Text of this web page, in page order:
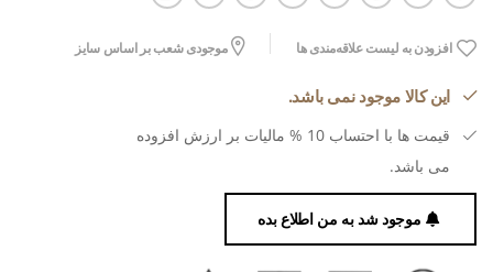
افزودن به لیست علاقه‌مندی ها موجودی شعب بر اساس سایز
این کالا موجود نمی باشد.
قیمت ها با احتساب 10 % مالیات بر ارزش افزوده
می باشد.
موجود شد به من اطلاع بده